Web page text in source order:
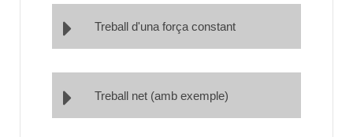
Treball d'una força constant
Treball net (amb exemple)